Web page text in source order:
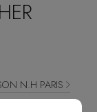
N.H PARIS